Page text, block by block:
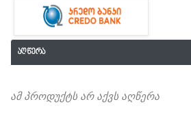
აღწერა
ამ პროდუქტს არ აქვს აღწერა